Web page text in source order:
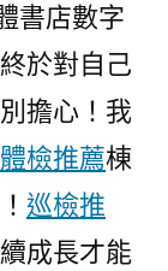
書店數字
於對自己
擔心！我
體檢推薦棟
巡檢推
成長才能